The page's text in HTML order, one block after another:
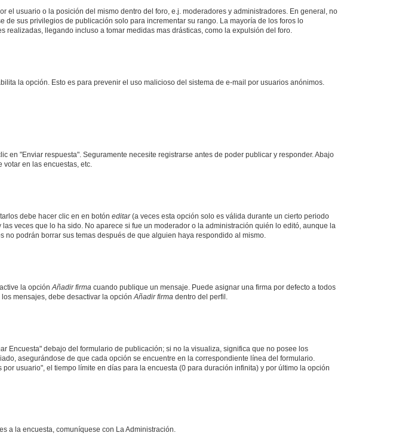
usuario o la posición del mismo dentro del foro, e.j. moderadores y administradores. En general, no
sus privilegios de publicación solo para incrementar su rango. La mayoría de los foros lo
llegando incluso a tomar medidas mas drásticas, como la expulsión del foro.
la opción. Esto es para prevenir el uso malicioso del sistema de e-mail por usuarios anónimos.
en "Enviar respuesta". Seguramente necesite registrarse antes de poder publicar y responder. Abajo
en las encuestas, etc.
debe hacer clic en en botón editar(a veces esta opción solo es válida durante un cierto periodo
veces que lo ha sido. No aparece si fue un moderador o la administración quién lo editó, aunque la
podrán borrar sus temas después de que alguien haya respondido al mismo.
la opción Añadir firma cuando publique un mensaje. Puede asignar una firma por defecto a todos
mensajes, debe desactivar la opción Añadir firma dentro del perfil.
Encuesta" debajo del formulario de publicación; si no la visualiza, significa que no posee los
asegurándose de que cada opción se encuentre en la correspondiente línea del formulario.
usuario", el tiempo límite en días para la encuesta (0 para duración infinita) y por último la opción
a la encuesta, comuníquese con La Administración.